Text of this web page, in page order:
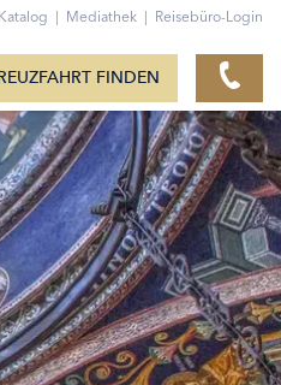
Katalog | Mediathek | Reisebüro-Login
FINDEN